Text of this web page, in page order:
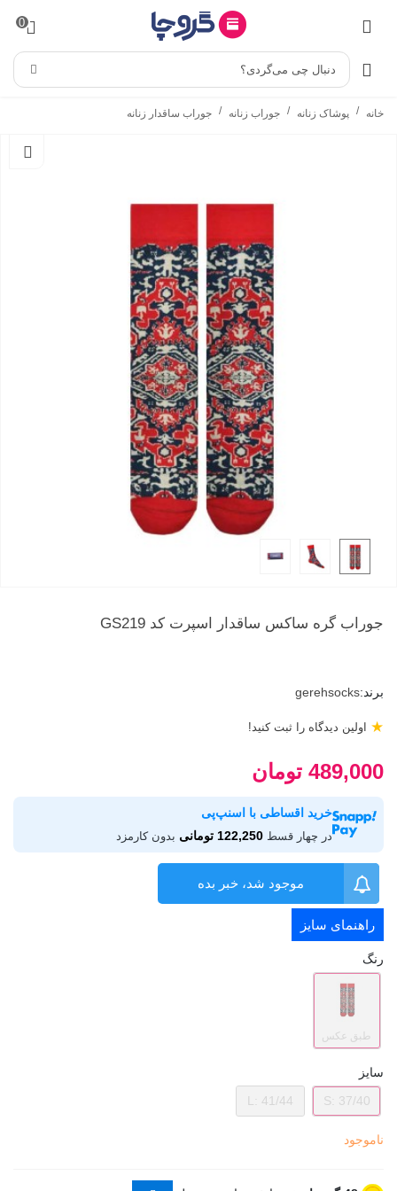
0
دنبال چی می‌گردی؟
خانه / پوشاک زنانه / جوراب زنانه / جوراب ساقدار زنانه
جوراب گره ساکس ساقدار اسپرت کد GS219
برند:gerehsocks
اولین دیدگاه را ثبت کنید! ★
489,000 تومان
خرید اقساطی با اسنپ‌پی
در چهار قسط 122,250 تومانی بدون کارمزد
موجود شد، خبر بده
راهنمای سایز
رنگ
طبق عکس
سایز
S: 37/40
L: 41/44
ناموجود